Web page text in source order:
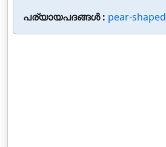
പര്യായപദങ്ങൾ : pear-shaped